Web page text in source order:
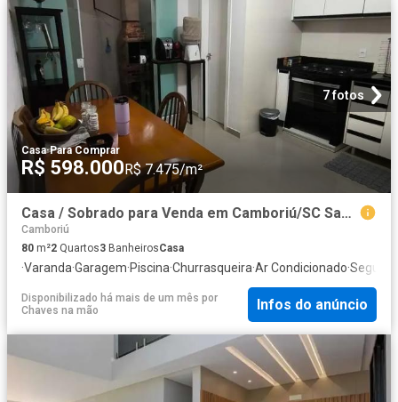
7 fotos
Casa·Para Comprar
R$ 598.000R$ 7.475/m²
Casa / Sobrado para Venda em Camboriú/SC Santa Regina 2 Quartos
Camboriú
80 m²2 Quartos3 BanheirosCasa
·Varanda·Garagem·Piscina·Churrasqueira·Ar Condicionado·
Disponibilizado há mais de um mês por
Chaves na mão
Infos do anúncio